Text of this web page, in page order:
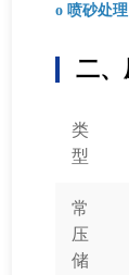
o 喷砂处理
二
类
型
常
压
储